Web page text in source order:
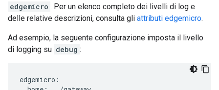
edgemicro . Per un elenco completo dei livelli di log e
delle relative descrizioni, consulta gli attributi edgemicro.
Ad esempio, la seguente configurazione imposta il livello
di logging su debug :
edgemicro :